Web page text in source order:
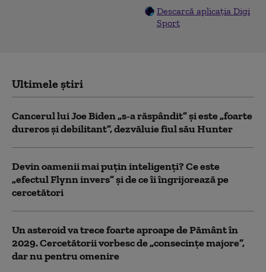
Descarcă aplicația Digi
Sport
Ultimele știri
Cancerul lui Joe Biden „s-a răspândit” şi este „foarte
dureros și debilitant”, dezvăluie fiul său Hunter
Devin oamenii mai puțin inteligenți? Ce este
„efectul Flynn invers” și de ce îi îngrijorează pe
cercetători
Un asteroid va trece foarte aproape de Pământ în
2029. Cercetătorii vorbesc de „consecințe majore”,
dar nu pentru omenire